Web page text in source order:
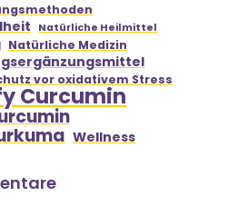
Natürliche Heilmittel
Natürliche Medizin
vor oxidativem Stress
Curcumin
Wellness